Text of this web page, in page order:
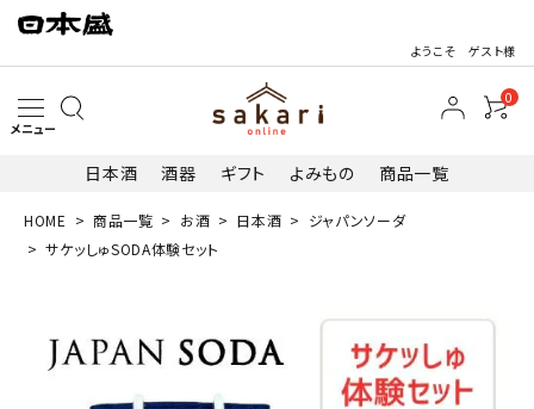
ようこそ ゲスト様
メニュー
0
日本酒 酒器 ギフト よみもの 商品一覧
最近閲覧した商品
HOME 商品一覧 お酒 日本酒
ジャパンソーダ
サケッしゅSODA体験セット